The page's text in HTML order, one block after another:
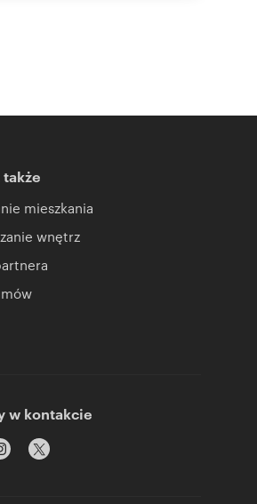
także
mieszkania
wnętrz
w kontakcie